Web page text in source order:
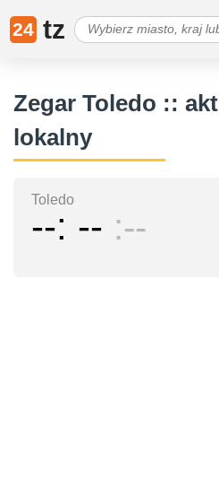
24 tz
Zegar Toledo ::
lokalny
Toledo
-- -- --